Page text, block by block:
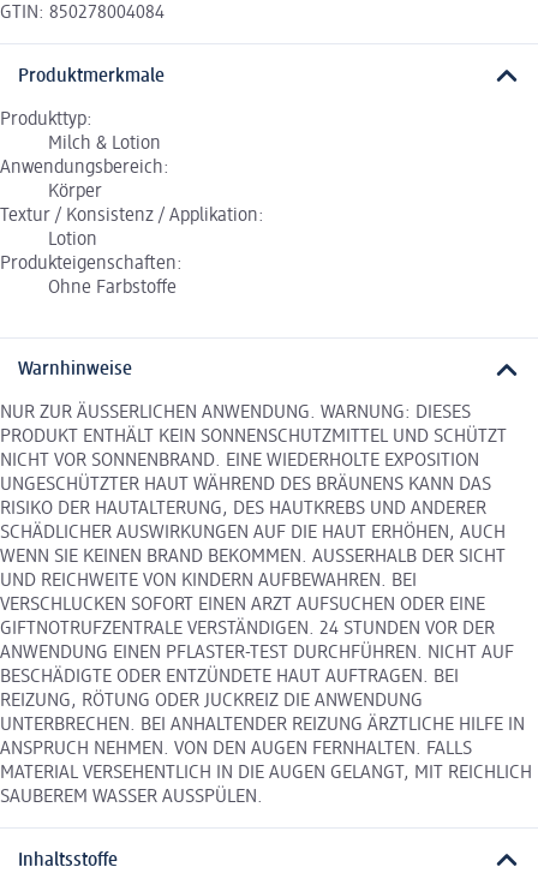
GTIN: 850278004084
Produktmerkmale
Produkttyp:
Milch & Lotion
Anwendungsbereich:
Körper
Textur / Konsistenz / Applikation:
Lotion
Produkteigenschaften:
Ohne Farbstoffe
Warnhinweise
NUR ZUR ÄUSSERLICHEN ANWENDUNG. WARNUNG: DIESES
PRODUKT ENTHÄLT KEIN SONNENSCHUTZMITTEL UND SCHÜTZT
NICHT VOR SONNENBRAND. EINE WIEDERHOLTE EXPOSITION
UNGESCHÜTZTER HAUT WÄHREND DES BRÄUNENS KANN DAS
RISIKO DER HAUTALTERUNG, DES HAUTKREBS UND ANDERER
SCHÄDLICHER AUSWIRKUNGEN AUF DIE HAUT ERHÖHEN, AUCH
WENN SIE KEINEN BRAND BEKOMMEN. AUSSERHALB DER SICHT
UND REICHWEITE VON KINDERN AUFBEWAHREN. BEI
VERSCHLUCKEN SOFORT EINEN ARZT AUFSUCHEN ODER EINE
GIFTNOTRUFZENTRALE VERSTÄNDIGEN. 24 STUNDEN VOR DER
ANWENDUNG EINEN PFLASTER-TEST DURCHFÜHREN. NICHT AUF
BESCHÄDIGTE ODER ENTZÜNDETE HAUT AUFTRAGEN. BEI
REIZUNG, RÖTUNG ODER JUCKREIZ DIE ANWENDUNG
UNTERBRECHEN. BEI ANHALTENDER REIZUNG ÄRZTLICHE HILFE IN
ANSPRUCH NEHMEN. VON DEN AUGEN FERNHALTEN. FALLS
MATERIAL VERSEHENTLICH IN DIE AUGEN GELANGT, MIT REICHLICH
SAUBEREM WASSER AUSSPÜLEN.
Inhaltsstoffe